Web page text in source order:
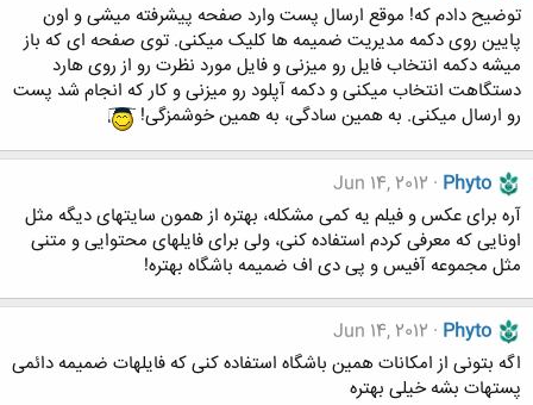
توضیح دادم که! موقع ارسال پست وارد صفحه پیشرفته میشی و اون
پایین روی دکمه مدیریت ضمیمه ها کلیک میکنی. توی صفحه ای که باز
میشه دکمه انتخاب فایل رو میزنی و فایل مورد نظرت رو از روی هارد
دستگاهت انتخاب میکنی و دکمه آپلود رو میزنی و کار که انجام شد پست
رو ارسال میکنی. به همین سادگی، به همین خوشمزگی!
Phyto
Jun 14, 2012
آره برای عکس و فیلم یه کمی مشکله، بهتره از همون سایتهای دیگه مثل
اونایی که معرفی کردم استفاده کنی، ولی برای فایلهای محتوایی و متنی
مثل مجموعه آفیس و پی دی اف ضمیمه باشگاه بهتره!
Phyto
Jun 14, 2012
اگه بتونی از امکانات همین باشگاه استفاده کنی که فایلهات ضمیمه دائمی
پستهات بشه خیلی بهتره